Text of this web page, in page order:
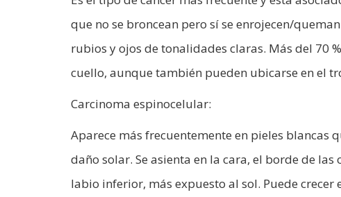
que no se broncean pero sí se enrojecen/
rubios y ojos de tonalidades claras. Más del 70
cuello, aunque también pueden ubicarse en el
Carcinoma espinocelular:
Aparece más frecuentemente en pieles blancas
daño solar. Se asienta en la cara, el borde de
labio inferior, más expuesto al sol. Puede